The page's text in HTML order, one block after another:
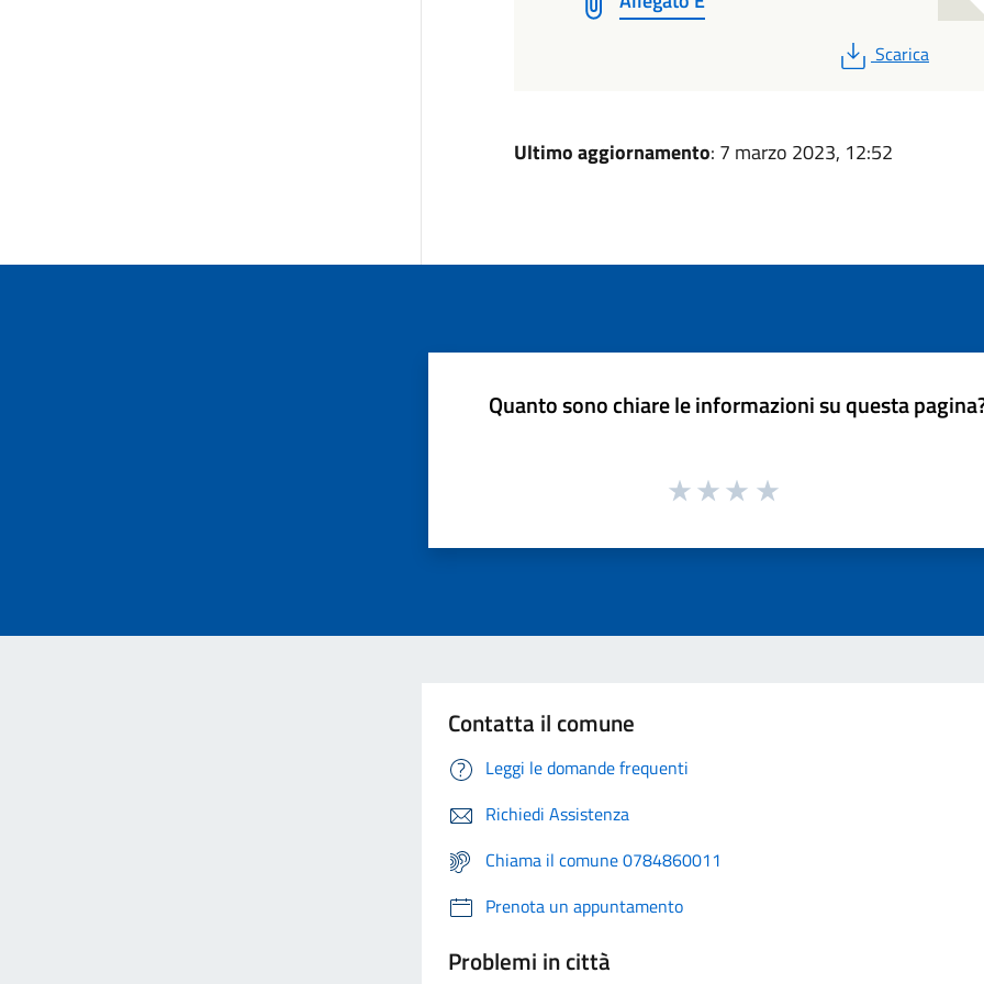
PDF
Scarica
Ultimo aggiornamento: 7 marzo 2023, 12:52
Quanto sono chiare le informazioni su questa
Contatta il comune
Leggi le domande frequenti
Richiedi Assistenza
Chiama il comune 0784860011
Prenota un appuntamento
Problemi in città